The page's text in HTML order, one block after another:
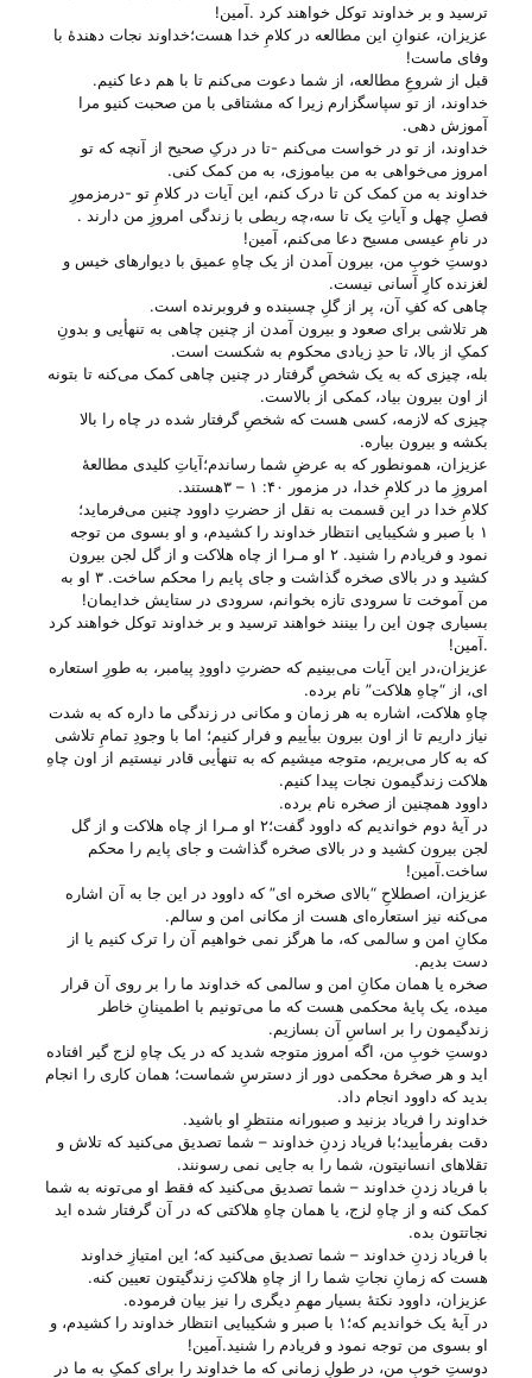
ترسید و بر خداوند توکل خواهند کرد .آمین!
عزیزان، عنوانِ این مطالعه در کلامِ خدا هست؛خداوند نجات دهندهٔ با
وفای ماست!
قبل از شروعِ مطالعه، از شما دعوت می‌‌کنم تا با هم دعا کنیم.
خداوند، از تو سپاسگزارم زیرا که مشتاقی با من صحبت کنیو مرا
آموزش دهی.
خداوند، از تو در خواست می‌‌کنم -تا در درکِ صحیح از آنچه که تو
امروز می‌‌خواهی به من بیاموزی، به من کمک کنی.
خداوند به من کمک کن تا درک کنم، این آیات در کلامِ تو -درمزمورِ
فصلِ چهل و آیاتِ یک تا سه،چه ربطی با زندگی امروزِ من دارند .
در نامِ عیسی مسیح دعا می‌‌کنم، آمین!
دوستِ خوبِ من، بیرون آمدن از یک چاهِ عمیق با دیوار‌های خیس و
لغزنده کارِ آسانی نیست.
چاهی که کفِ آن، پر از گلِ چسبنده و فروبرنده است.
هر تلاشی برای صعود و بیرون آمدن از چنین چاهی به تنهأیی و بدونِ
کمکِ از بالا، تا حدِ زیادی محکوم به شکست است.
بله، چیزی که به یک شخصِ گرفتار در چنین چاهی کمک می‌‌کنه تا بتونه
از اون بیرون بیاد، کمکی از بالاست.
چیزی که لازمه، کسی هست که شخصِ گرفتار شده در چاه را بالا
بکشه و بیرون بیاره.
عزیزان، همونطور که به عرضِ شما رساندم؛آیاتِ کلیدی مطالعهٔ
امروزِ ما در کلامِ خدا، در مزمور ۴۰: ۱ – ۳هستند.
کلامِ خدا در این قسمت به نقل از حضرتِ داوود چنین می‌‌فرماید؛
۱ با صبر و شکیبایی انتظار خداوند را کشیدم، و او بسوی من توجه
نمود و فریادم را شنید. ۲ او مـرا از چاه هلاکت و از گل لجن بیرون
کشید و در بالای صخره گذاشت و جای پایم را محکم ساخت. ۳ او به
من آموخت تا سرودی تازه بخوانم، سرودی در ستایش خدایمان!
بسیاری چون این را بینند خواهند ترسید و بر خداوند توکل خواهند کرد
.آمین!
عزیزان،در این آیات می‌‌بینیم که حضرتِ داوودِ پیامبر، به طورِ استعاره
ای، از “چاهِ هلاکت” نام برده.
چاهِ هلاکت، اشاره به هر زمان و مکانی در زندگی ما داره که به شدت
نیاز داریم تا از اون بیرون بیأییم و فرار کنیم؛ اما با وجودِ تمامِ تلاشی
که به کار می‌‌بریم، متوجه میشیم که به تنهأیی قادر نیستیم از اون چاهِ
هلاکت زندگیمون نجات پیدا کنیم.
داوود همچنین از صخره نام برده.
در آیهٔ دوم خواندیم که داوود گفت؛۲ او مـرا از چاه هلاکت و از گل
لجن بیرون کشید و در بالای صخره گذاشت و جای پایم را محکم
ساخت.آمین!
عزیزان، اصطلاحِ “بالای صخره ای” که داوود در این جا به آن اشاره
می‌‌کنه نیز استعاره‌ای هست از مکانی امن و سالم.
مکانِ امن و سالمی که، ما هرگز نمی خواهیم آن را ترک کنیم یا از
دست بدیم.
صخره یا همان مکانِ امن و سالمی که خداوند ما را بر روی آن قرار
میده، یک پایهٔ محکمی هست که ما می‌‌تونیم با اطمینانِ خاطر
زندگیمون را بر اساسِ آن بسازیم.
دوستِ خوبِ من، اگه امروز متوجه شدید که در یک چاهِ لزج گیر افتاده
اید و هر صخرهٔ محکمی دور از دسترسِ شماست؛ همان کاری را انجام
بدید که داوود انجام داد.
خداوند را فریاد بزنید و صبورانه منتظرِ او باشید.
دقت بفرمأیید؛با فریاد زدنِ خداوند – شما تصدیق می‌‌کنید که تلاش و
تقلا‌های انسانیتون، شما را به جایی نمی رسونند.
با فریاد زدنِ خداوند – شما تصدیق می‌‌کنید که فقط او می‌‌تونه به شما
کمک کنه و از چاهِ لزج، یا همان چاهِ هلاکتی که در آن گرفتار شده اید
نجاتتون بده.
با فریاد زدنِ خداوند – شما تصدیق می‌‌کنید که؛ این امتیازِ خداوند
هست که زمانِ نجاتِ شما را از چاهِ هلاکتِ زندگیتون تعیین کنه.
عزیزان، داوود نکتهٔ بسیار مهمِ دیگری را نیز بیان فرموده.
در آیهٔ یک خواندیم که؛۱ با صبر و شکیبایی انتظار خداوند را کشیدم، و
او بسوی من توجه نمود و فریادم را شنید.آمین!
دوستِ خوبِ من، در طولِ زمانی که ما خداوند را برای کمکِ به ما در